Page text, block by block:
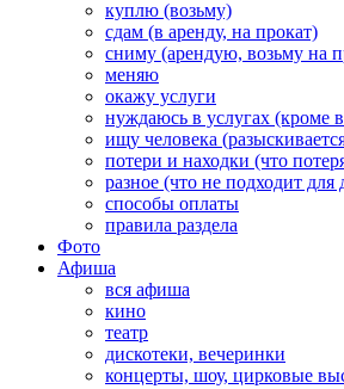
куплю (возьму)
сдам (в аренду, на прокат)
сниму (арендую, возьму на
меняю
окажу услуги
нуждаюсь в услугах (кроме
ищу человека
потери и находки (что
разное (что не подходит для
способы оплаты
правила раздела
Фото
Афиша
вся афиша
кино
театр
дискотеки, вечеринки
концерты, шоу, цирковые